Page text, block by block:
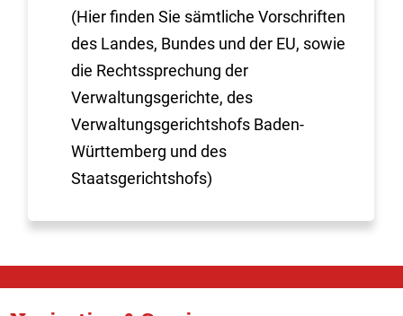
(Hier finden Sie sämtliche Vorschriften
des Landes, Bundes und der EU, sowie
die Rechtssprechung der
Verwaltungsgerichte, des
Verwaltungsgerichtshofs Baden-
Württemberg und des
Staatsgerichtshofs)